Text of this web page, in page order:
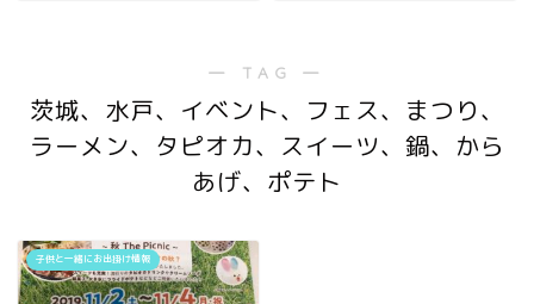
― TAG ―
茨城、水戸、イベント、フェス、まつり、
ラーメン、タピオカ、スイーツ、鍋、から
あげ、ポテト
子供と一緒にお出掛け情報